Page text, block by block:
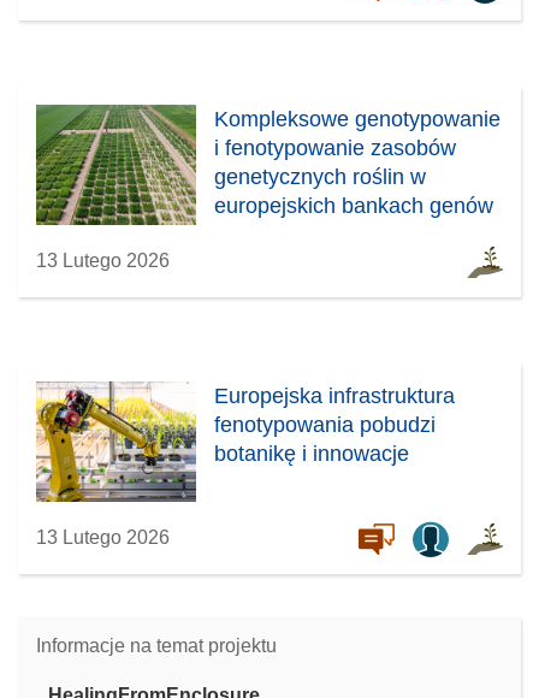
Kompleksowe genotypowanie
i fenotypowanie zasobów
genetycznych roślin w
europejskich bankach genów
13 Lutego 2026
Europejska infrastruktura
fenotypowania pobudzi
botanikę i innowacje
13 Lutego 2026
Informacje na temat projektu